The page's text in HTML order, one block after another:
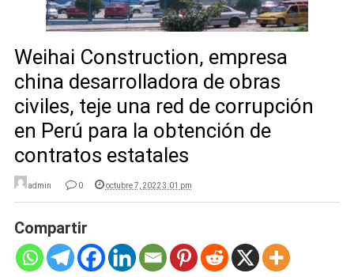
Weihai Construction, empresa
china desarrolladora de obras
civiles, teje una red de corrupción
en Perú para la obtención de
contratos estatales
admin 0 octubre 7, 2022 3:01 pm
Compartir